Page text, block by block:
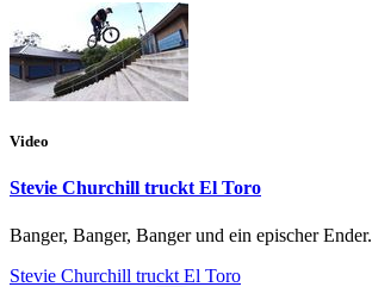
Video
Stevie Churchill truckt El Toro
Banger, Banger, Banger und ein epischer Ender.
Stevie Churchill truckt El Toro